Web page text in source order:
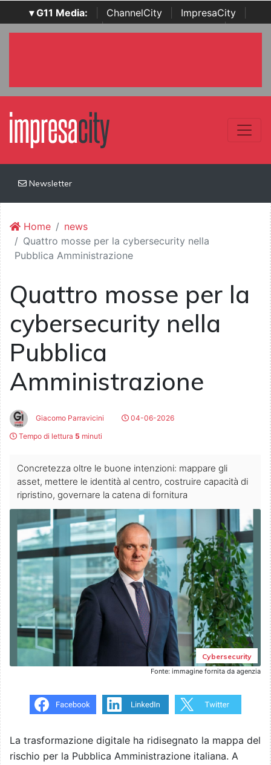
▾ G11 Media: ChannelCity ImpresaCity
SecurityOpenLab | Italian Channel Awards | Italian
Newsletter
Home
news
Quattro mosse per la cybersecurity nella
Pubblica Amministrazione
Quattro mosse per la
cybersecurity nella
Pubblica
Amministrazione
Giacomo Parravicini
04-06-2026
Tempo di lettura 5 minuti
Concretezza oltre le buone intenzioni: mappare gli
asset, mettere le identità al centro, costruire capacità di
ripristino, governare la catena di fornitura
Cybersecurity
Fonte: immagine fornita da agenzia
La trasformazione digitale ha ridisegnato la mappa del
rischio per la Pubblica Amministrazione italiana. A